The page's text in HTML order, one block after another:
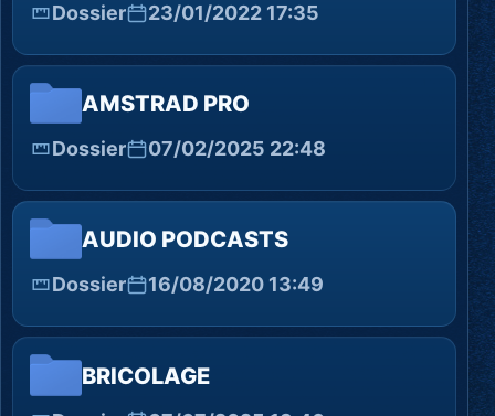
Dossier 23/01/2022 17:35
AMSTRAD PRO
Dossier 07/02/2025 22:48
AUDIO PODCASTS
Dossier 16/08/2020 13:49
BRICOLAGE